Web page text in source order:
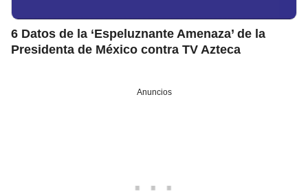
6 Datos de la ‘Espeluznante Amenaza’ de la
Presidenta de México contra TV Azteca
Anuncios